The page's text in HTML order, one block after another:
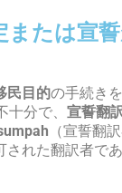
または宣
民目的の手続き
分で、 宣誓翻
（宣誓翻
された翻訳者で